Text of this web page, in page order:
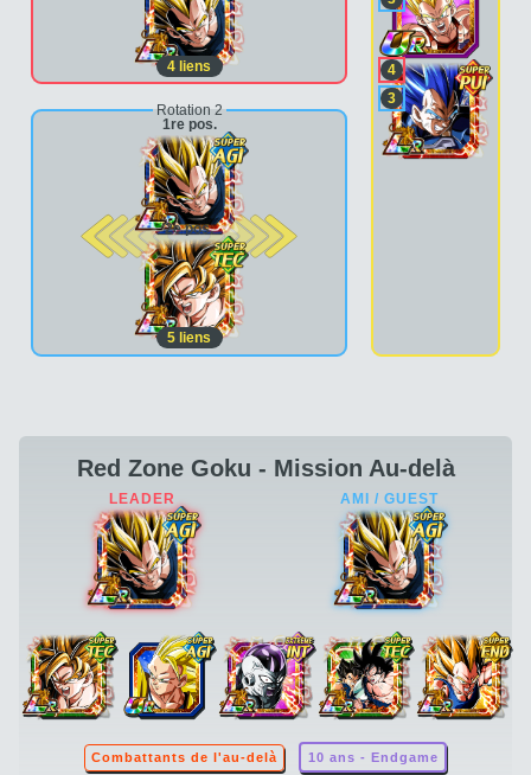
4 liens
Rotation 2
1re pos.
2e pos.
5 liens
4
3
Red Zone Goku - Mission Au-delà
Combattants de l'au-delà 10 ans - Endgame